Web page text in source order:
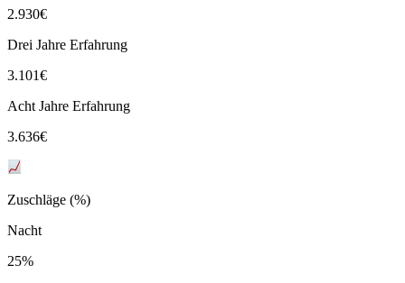
2.930€
Drei Jahre Erfahrung
3.101€
Acht Jahre Erfahrung
3.636€
Zuschläge (%)
Nacht
25%